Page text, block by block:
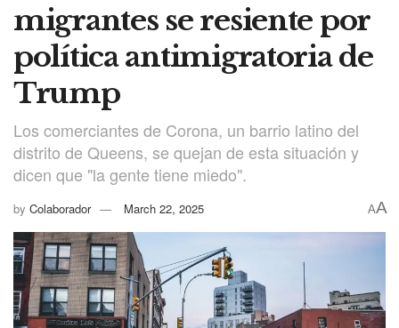
migrantes se resiente por
política antimigratoria de
Trump
Los comerciantes de Corona, un barrio latino del
distrito de Queens, se quejan de esta situación y
dicen que "la gente tiene miedo".
by Colaborador March 22, 2025 AA